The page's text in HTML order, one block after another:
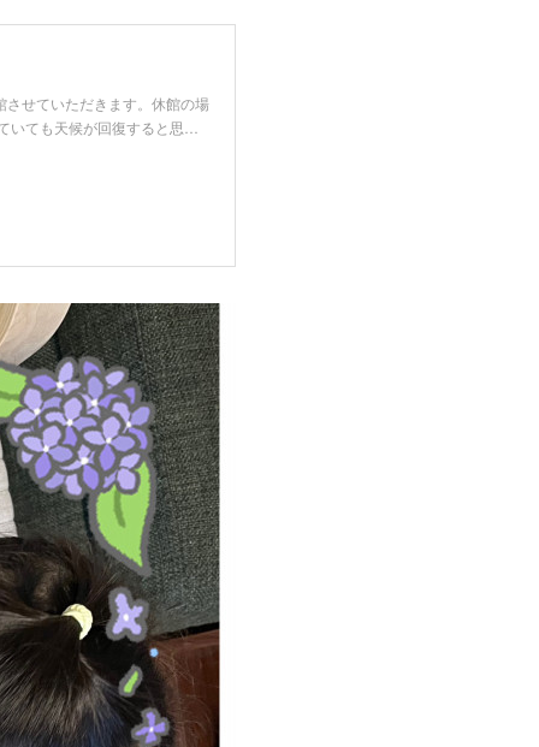
せていただきます。休館の場
いても天候が回復すると思…